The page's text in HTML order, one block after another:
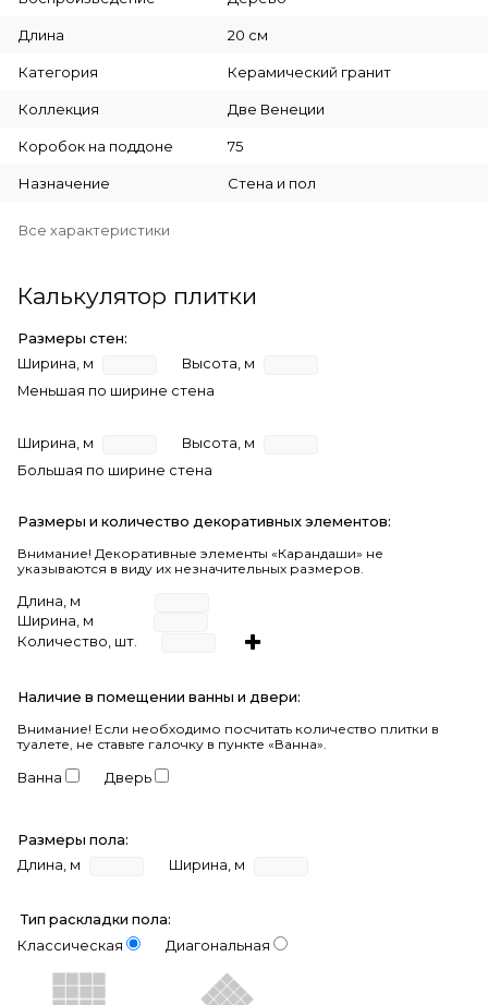
Длина 20 см
Категория Керамический гранит
Коллекция Две Венеции
Коробок на поддоне 75
Назначение Стена и пол
Все характеристики
Калькулятор плитки
Размеры стен:
Ширина, м
Высота, м
Меньшая по ширине стена
Ширина, м
Высота, м
Большая по ширине стена
Размеры и количество декоративных элементов:
Внимание! Декоративные элементы «Карандаши» не
указываются в виду их незначительных размеров.
Длина, м
Ширина, м
Количество, шт.
Наличие в помещении ванны и двери:
Внимание! Если необходимо посчитать количество плитки в
туалете, не ставьте галочку в пункте «Ванна».
Ванна Дверь
Размеры пола:
Длина, м
Ширина, м
Тип раскладки пола:
Классическая
Диагональная